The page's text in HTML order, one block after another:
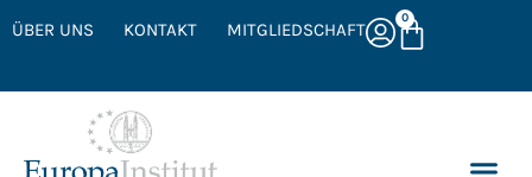
ÜBER UNS KONTAKT MITGLIEDSCHAFT
0